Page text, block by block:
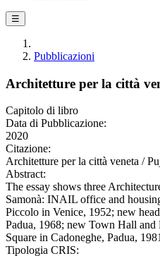
☰
Pubblicazioni
Architetture per la città
Capitolo di libro
Data di Pubblicazione:
2020
Citazione:
Architetture per la città veneta /
Abstract:
The essay shows three
Samonà: INAIL office and
Piccolo in Venice, 1952; new
Padua, 1968; new Town Hall
Square in Cadoneghe, Padua,
Tipologia CRIS: